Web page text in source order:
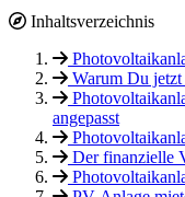
Inhaltsverzeichnis
Warum Du
angepasst
Der finanzielle